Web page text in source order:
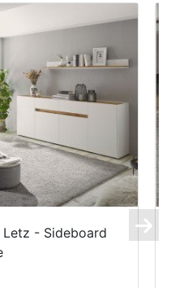
- Sideboard